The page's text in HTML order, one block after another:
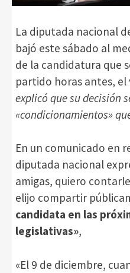
La diputada nacional
bajó este sábado al
de la candidatura que
partido horas antes, el
explicó que su decisión
«condicionamientos»
En un comunicado en
diputada nacional
amigas, quiero
elijo compartir
candidata en las
legislativas»,
«El 9 de diciembre,